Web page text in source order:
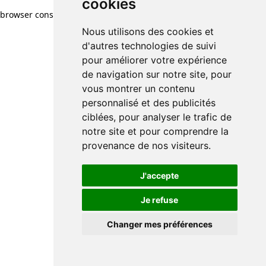
cookies
Nous utilisons des cookies et
d'autres technologies de suivi
pour améliorer votre expérience
de navigation sur notre site, pour
vous montrer un contenu
personnalisé et des publicités
ciblées, pour analyser le trafic de
notre site et pour comprendre la
provenance de nos visiteurs.
J'accepte
Je refuse
Changer mes préférences
browser console for more information)